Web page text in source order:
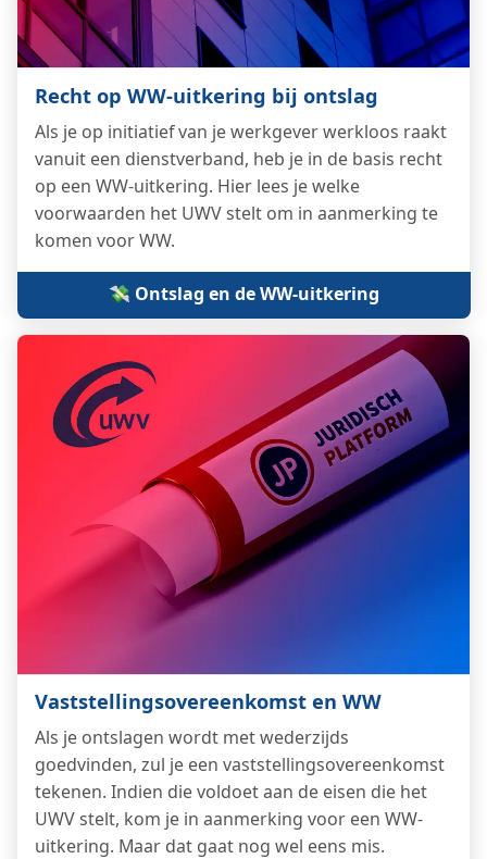
Recht op WW-uitkering bij ontslag
Als je op initiatief van je werkgever werkloos raakt
vanuit een dienstverband, heb je in de basis recht
op een WW-uitkering. Hier lees je welke
voorwaarden het UWV stelt om in aanmerking te
komen voor WW.
💸 Ontslag en de WW-uitkering
Vaststellings­overeenkomst en WW
Als je ontslagen wordt met wederzijds
goedvinden, zul je een vaststellings­overeenkomst
tekenen. Indien die voldoet aan de eisen die het
UWV stelt, kom je in aanmerking voor een WW-
uitkering. Maar dat gaat nog wel eens mis.